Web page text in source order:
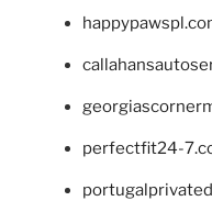
perfectfit24-